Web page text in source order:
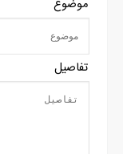
موضوع
تفاصيل